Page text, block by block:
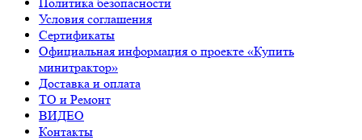
Условия соглашения
Сертификаты
Официальная информация о проекте «Купить
минитрактор»
Доставка и оплата
ТО и Ремонт
ВИДЕО
Контакты